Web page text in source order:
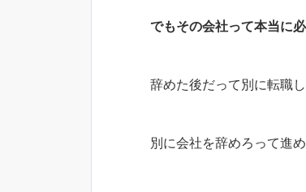
でもその会社って本当に
辞めた後だって別に転職
別に会社を辞めろって進